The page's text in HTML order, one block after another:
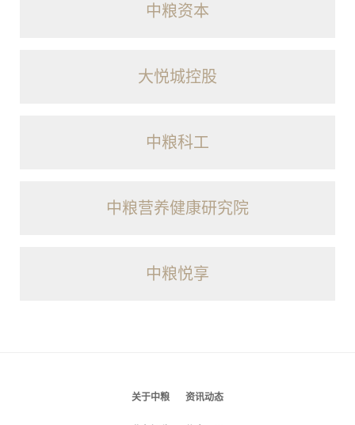
中粮资本
大悦城控股
中粮科工
中粮营养健康研究院
中粮悦享
关于中粮 资讯动态